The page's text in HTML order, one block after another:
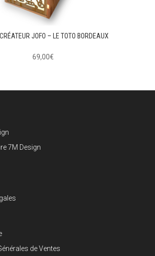
JOFO – LE TOTO BORDEAUX
69,00€
7M Design
de Ventes